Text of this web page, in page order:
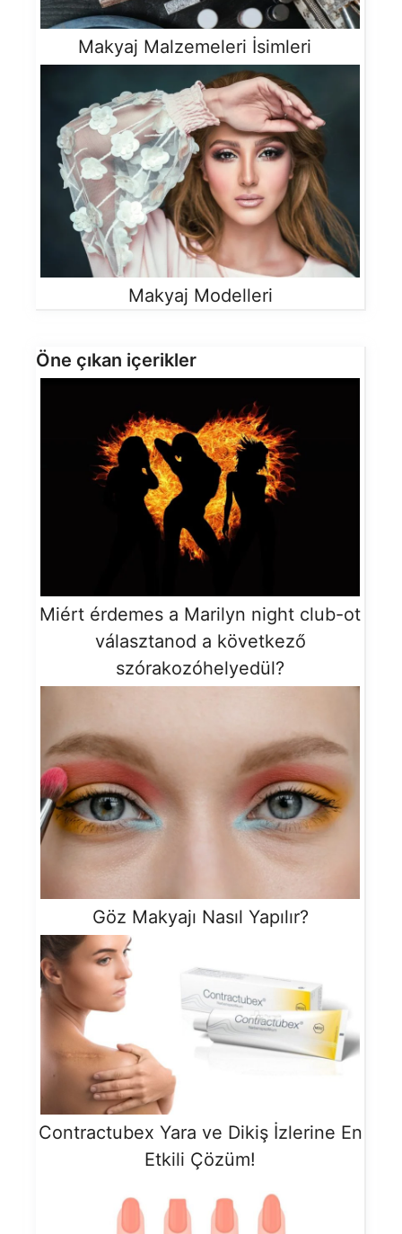
Makyaj Malzemeleri İsimleri
Makyaj Modelleri
Öne çıkan içerikler
Miért érdemes a Marilyn night club-ot
választanod a következő
szórakozóhelyedül?
Göz Makyajı Nasıl Yapılır?
Contractubex Yara ve Dikiş İzlerine En
Etkili Çözüm!